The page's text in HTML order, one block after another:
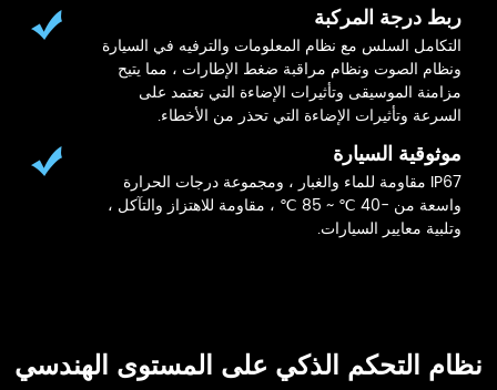
ربط درجة المركبة
التكامل السلس مع نظام المعلومات والترفيه في السيارة
ونظام الصوت ونظام مراقبة ضغط الإطارات ، مما يتيح
مزامنة الموسيقى وتأثيرات الإضاءة التي تعتمد على
السرعة وتأثيرات الإضاءة التي تحذر من الأخطاء.
موثوقية السيارة
IP67 مقاومة للماء والغبار ، ومجموعة درجات الحرارة
واسعة من -40 ℃ ~ 85 ℃ ، مقاومة للاهتزاز والتآكل ،
وتلبية معايير السيارات.
نظام التحكم الذكي على المستوى الهندسي